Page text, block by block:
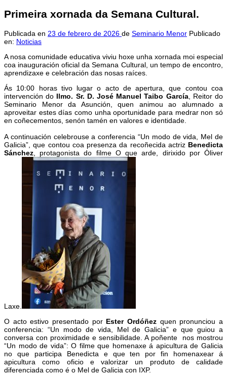
Primeira xornada da Semana Cultural.
Publicada en 23 de febrero de 2026 de Seminario Menor Publicado
en: Noticias
A nosa comunidade educativa viviu hoxe unha xornada moi especial
coa inauguración oficial da Semana Cultural, un tempo de encontro,
aprendizaxe e celebración das nosas raíces.
Ás 10:00 horas tivo lugar o acto de apertura, que contou coa
intervención do Ilmo. Sr. D. José Manuel Taibo García, Reitor do
Seminario Menor da Asunción, quen animou ao alumnado a
aproveitar estes días como unha oportunidade para medrar non só
en coñecementos, senón tamén en valores e identidade.
A continuación celebrouse a conferencia “Un modo de vida, Mel de
Galicia”, que contou coa presenza da recoñecida actriz Benedicta
Sánchez, protagonista do filme O que arde, dirixido porÓliver
Laxe.
O acto estivo presentado por Ester Ordóñez quen pronunciou a
conferencia: “Un modo de vida, Mel de Galicia” e que guiou a
conversa con proximidade e sensibilidade. A poñente nos mostrou
“Un modo de vida”: O filme que homenaxe á apicultura de Galicia
no que participa Benedicta e que ten por fin homenaxear á
apicultura como oficio e valorizar un produto de calidade
diferenciada como é o Mel de Galicia con IXP.